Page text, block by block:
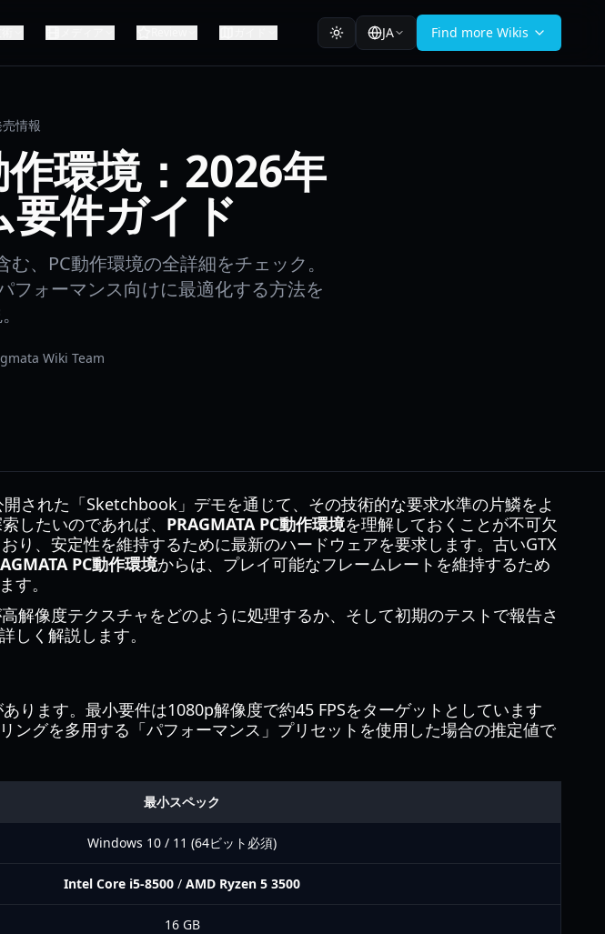
JA Find more Wikis
情報
環境：2026年
件ガイド
、PC動作環境の全詳細をチェック。
フォーマンス向けに最適化する方法を
Wiki Team
された「Sketchbook」デモを通じて、その技術的な要求水準の片鱗をよ
したいのであれば、 PRAGMATA PC動作環境を理解しておくことが不可欠
り、安定性を維持するために最新のハードウェアを要求します。古いGTX
PC動作環境からは、プレイ可能なフレームレートを維持するため
す。
解像度テクスチャをどのように処理するか、そして初期のテストで報告さ
く解説します。
ります。最小要件は1080p解像度で約45 FPSをターゲットとしています
グを多用する「パフォーマンス」プリセットを使用した場合の推定値で
最小スペック
Windows 10 / 11 (64ビット必須)
Intel Core i5-8500 / AMD Ryzen 5 3500
16 GB